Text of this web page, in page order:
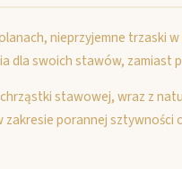
nieprzyjemne trzaski
swoich stawów, zamiast
stawowej, wraz z
porannej